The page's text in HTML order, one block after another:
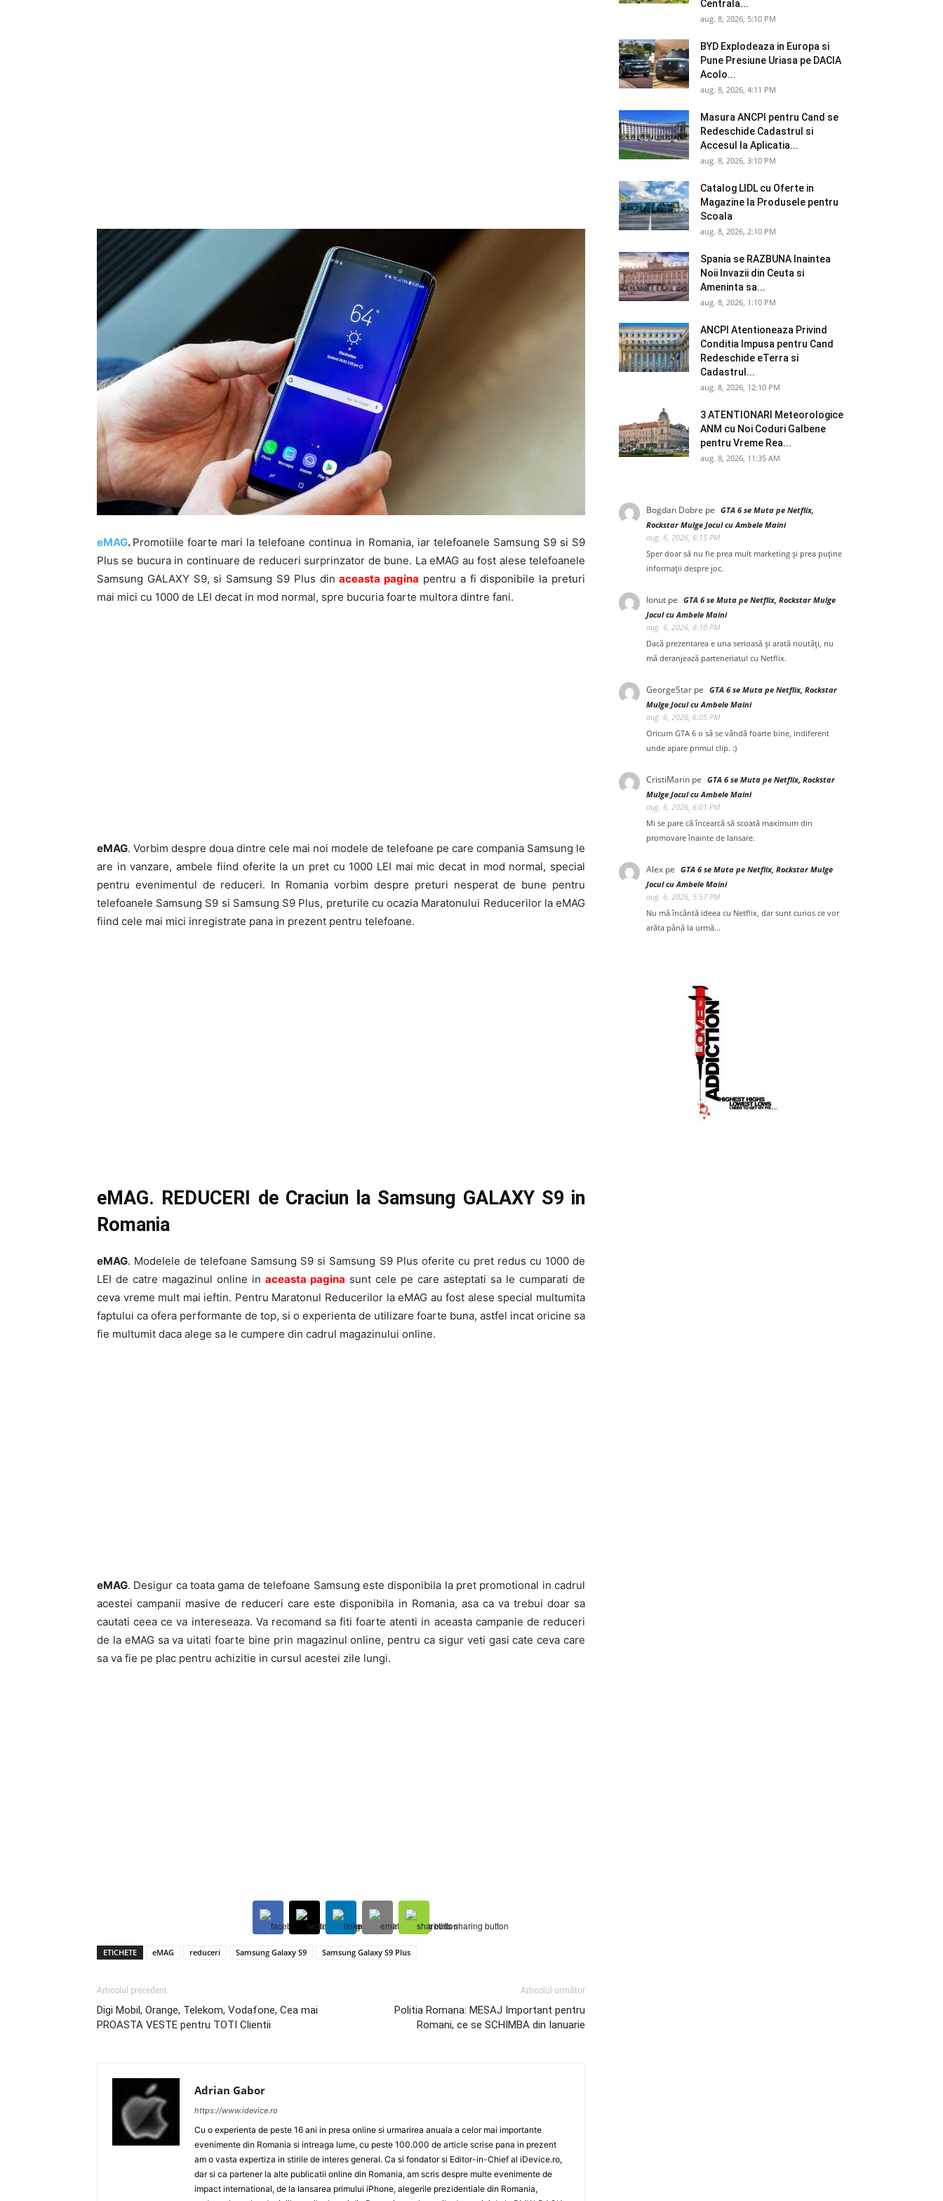
eMAG. Promotiile foarte mari la telefoane continua in Romania, iar telefoanele Samsung S9 si S9
Plus se bucura in continuare de reduceri surprinzator de bune. La eMAG au fost alese telefoanele
Samsung GALAXY S9, si Samsung S9 Plus dinaceasta pagina pentru a fi disponibile la preturi
mai mici cu 1000 de LEI decat in mod normal, spre bucuria foarte multora dintre fani.
eMAG. Vorbim despre doua dintre cele mai noi modele de telefoane pe care compania Samsung le
are in vanzare, ambele fiind oferite la un pret cu 1000 LEI mai mic decat in mod normal, special
pentru evenimentul de reduceri. In Romania vorbim despre preturi nesperat de bune pentru
telefoanele Samsung S9 si Samsung S9 Plus, preturile cu ocazia Maratonului Reducerilor la eMAG
fiind cele mai mici inregistrate pana in prezent pentru telefoane.
eMAG. REDUCERI de Craciun la Samsung GALAXY S9 in
Romania
eMAG. Modelele de telefoane Samsung S9 si Samsung S9 Plus oferite cu pret redus cu 1000 de
LEI de catre magazinul online inaceasta pagina sunt cele pe care asteptati sa le cumparati de
ceva vreme mult mai ieftin. Pentru Maratonul Reducerilor la eMAG au fost alese special multumita
faptului ca ofera performante de top, si o experienta de utilizare foarte buna, astfel incat oricine sa
fie multumit daca alege sa le cumpere din cadrul magazinului online.
eMAG. Desigur ca toata gama de telefoane Samsung este disponibila la pret promotional in cadrul
acestei campanii masive de reduceri care este disponibila in Romania, asa ca va trebui doar sa
cautati ceea ce va intereseaza. Va recomand sa fiti foarte atenti in aceasta campanie de reduceri
de la eMAG sa va uitati foarte bine prin magazinul online, pentru ca sigur veti gasi cate ceva care
sa va fie pe plac pentru achizitie in cursul acestei zile lungi.
ETICHETE eMAG reduceri Samsung Galaxy S9 Samsung Galaxy S9 Plus
Articolul precedent
Digi Mobil, Orange, Telekom, Vodafone, Cea mai
PROASTA VESTE pentru TOTI Clientii
Articolul următor
Politia Romana: MESAJ Important pentru
Romani, ce se SCHIMBA din Ianuarie
Adrian Gabor
https://www.idevice.ro
Cu o experienta de peste 16 ani in presa online si urmarirea anuala a celor mai importante
evenimente din Romania si intreaga lume, cu peste 100.000 de article scrise pana in prezent
am o vasta expertiza in stirile de interes general. Ca si fondator si Editor-in-Chief al iDevice.ro,
dar si ca partener la alte publicatii online din Romania, am scris despre multe evenimente de
impact international, de la lansarea primului iPhone, alegerile prezidentiale din Romania,
Centrala...
aug. 8, 2026, 5:10 PM
BYD Explodeaza in Europa si
Pune Presiune Uriasa pe DACIA
Acolo...
aug. 8, 2026, 4:11 PM
Masura ANCPI pentru Cand se
Redeschide Cadastrul si
Accesul la Aplicatia...
aug. 8, 2026, 3:10 PM
Catalog LIDL cu Oferte in
Magazine la Produsele pentru
Scoala
aug. 8, 2026, 2:10 PM
Spania se RAZBUNA Inaintea
Noii Invazii din Ceuta si
Ameninta sa...
aug. 8, 2026, 1:10 PM
ANCPI Atentioneaza Privind
Conditia Impusa pentru Cand
Redeschide eTerra si
Cadastrul...
aug. 8, 2026, 12:10 PM
3 ATENTIONARI Meteorologice
ANM cu Noi Coduri Galbene
pentru Vreme Rea...
aug. 8, 2026, 11:35 AM
Bogdan Dobre pe GTA 6 se Muta pe Netflix,
Rockstar Mulge Jocul cu Ambele Maini
aug. 6, 2026, 6:15 PM
Sper doar să nu fie prea mult marketing și prea puține
informații despre joc.
Ionut pe GTA 6 se Muta pe Netflix, Rockstar Mulge
Jocul cu Ambele Maini
aug. 6, 2026, 6:10 PM
Dacă prezentarea e una serioasă și arată noutăți, nu
mă deranjează parteneriatul cu Netflix.
GeorgeStar pe GTA 6 se Muta pe Netflix, Rockstar
Mulge Jocul cu Ambele Maini
aug. 6, 2026, 6:05 PM
Oricum GTA 6 o să se vândă foarte bine, indiferent
unde apare primul clip. :)
CristiMarin pe GTA 6 se Muta pe Netflix, Rockstar
Mulge Jocul cu Ambele Maini
aug. 6, 2026, 6:01 PM
Mi se pare că încearcă să scoată maximum din
promovare înainte de lansare.
Alex pe GTA 6 se Muta pe Netflix, Rockstar Mulge
Jocul cu Ambele Maini
aug. 6, 2026, 5:57 PM
Nu mă încântă ideea cu Netflix, dar sunt curios ce vor
arăta până la urmă...